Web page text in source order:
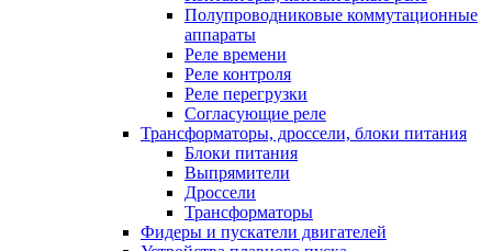
Полупроводниковые коммутационные
аппараты
Реле времени
Реле контроля
Реле перегрузки
Согласующие реле
Трансформаторы, дроссели, блоки питания
Блоки питания
Выпрямители
Дроссели
Трансформаторы
Фидеры и пускатели двигателей